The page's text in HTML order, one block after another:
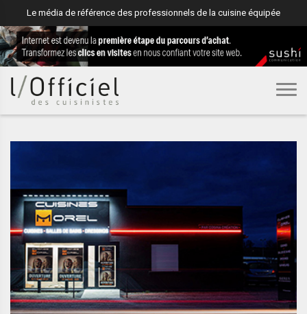
Le média de référence des professionnels de la cuisine équipée